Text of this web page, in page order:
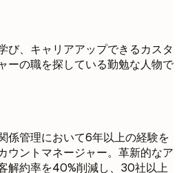
び、キャリアアップできるカスタ
ーの職を探している勤勉な人物で
係管理において6年以上の経験を
ウントマネージャー。革新的なア
解約率を40%削減し、30社以上